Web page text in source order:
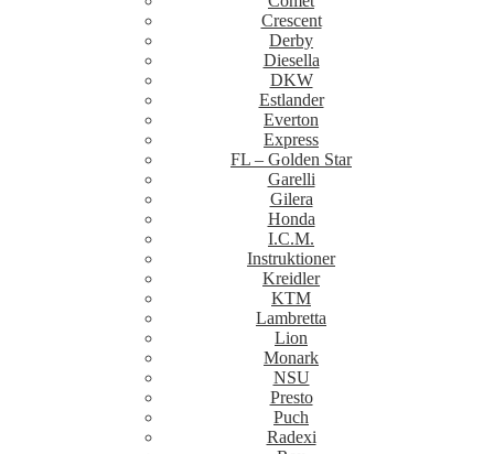
Crescent
Derby
Diesella
DKW
Estlander
Everton
Express
FL – Golden Star
Garelli
Gilera
Honda
I.C.M.
Instruktioner
Kreidler
KTM
Lambretta
Lion
Monark
NSU
Presto
Puch
Radexi